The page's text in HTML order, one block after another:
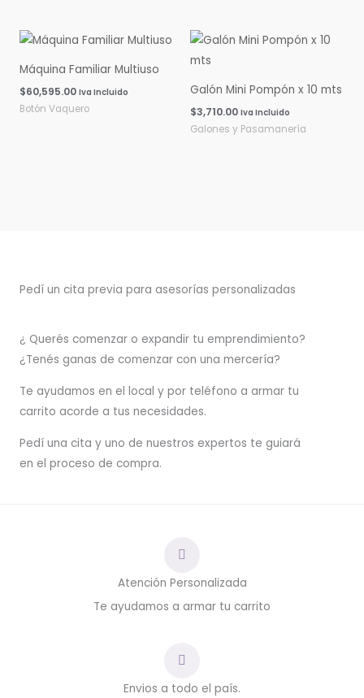
Máquina Familiar Multiuso
$60,595.00 Iva Incluido
Botón Vaquero
Galón Mini Pompón x 10 mts
$3,710.00 Iva Incluido
Galones y Pasamanería
Pedí un cita previa para asesorías personalizadas
¿ Querés comenzar o expandir tu emprendimiento?
¿Tenés ganas de comenzar con una mercería?
Te ayudamos en el local y por teléfono a armar tu
carrito acorde a tus necesidades.
Pedí una cita y uno de nuestros expertos te guiará
en el proceso de compra.
Atención Personalizada
Te ayudamos a armar tu carrito
Envios a todo el país.